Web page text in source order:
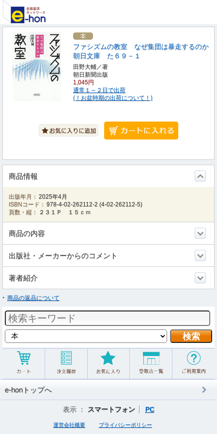
ファシズムの教室 なぜ集団は暴走するのか
朝日文庫 た６９－１
田野大輔／著
朝日新聞出版
1,045円
通常１～２日で出荷
(！お盆時期の出荷について！)
商品情報
出版年月： 2025年4月
ISBNコード： 978-4-02-262112-2 (4-02-262112-5)
頁数・縦：
２３１Ｐ １５ｃｍ
商品の内容
出版社・メーカーからのコメント
著者紹介
商品の返品について
e-honトップへ
表示 ： スマートフォン PC
運営会社概要 プライバシーポリシー